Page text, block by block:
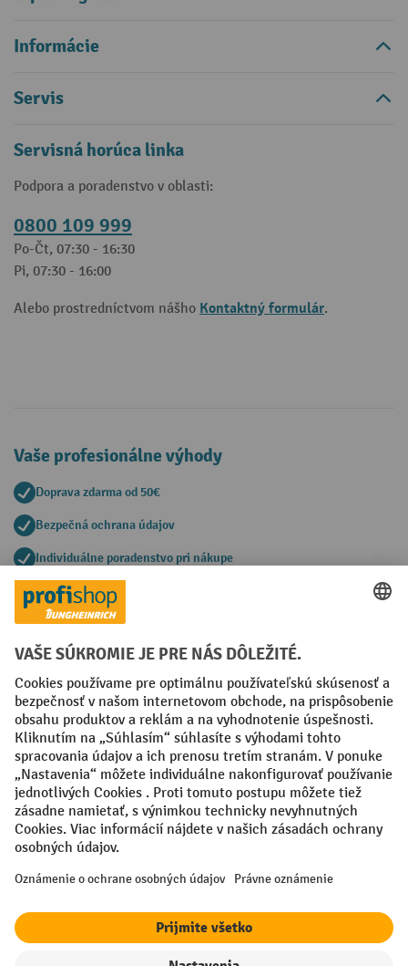
Informácie
Servis
Servisná horúca linka
Podpora a poradenstvo v oblasti:
0800 109 999
Po-Čt, 07:30 - 16:30
Pi, 07:30 - 16:00
Alebo prostredníctvom nášho Kontaktný formulár.
Vaše profesionálne výhody
Doprava zdarma od 50€
Bezpečná ochrana údajov
Individuálne poradenstvo pri nákupe
Spôsoby platby
Faktúra Predplatba
Sociálne siete
Facebook
YouTube
LinkedIn
Nastavenia ochrany osobných údajov
All prices excl. VAT plus shipping costsand possible delivery charges,
if not stated otherwise.